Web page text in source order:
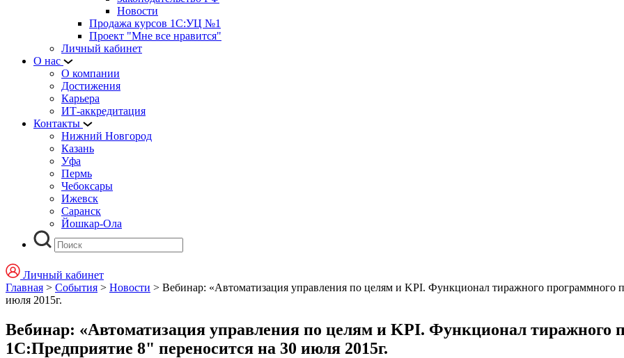
Новости
Продажа курсов 1С:УЦ №1
Проект "Мне все нравится"
Личный кабинет
О нас
О компании
Достижения
Карьера
ИТ-аккредитация
Контакты
Нижний Новгород
Казань
Уфа
Пермь
Чебоксары
Ижевск
Саранск
Йошкар-Ола
Личный кабинет
Главная > События > Новости > Вебинар: «Автоматизация управления по целям и KPI. Функционал тиражного программного
июля 2015г.
Вебинар: «Автоматизация управления по целям и KPI. Функционал тиражного
1С:Предприятие 8" переносится на 30 июля 2015г.